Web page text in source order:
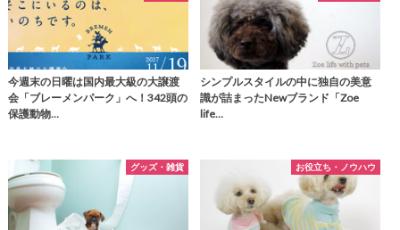
今週末の日曜は国内最大級の大譲渡
会「ブレーメンパーク」へ！342頭の
保護動物…
シンプルスタイルの中に独自の美意
識が詰まったNewブランド「Zoe
life…
グッズ・雑貨 お役立ち・ノウハウ